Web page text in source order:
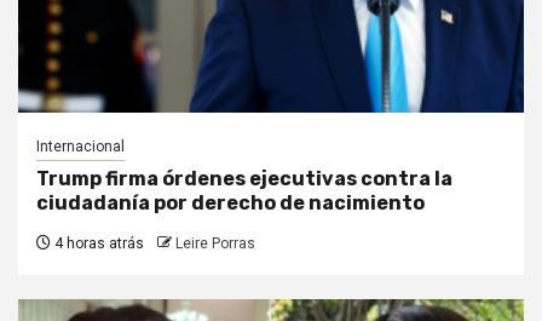
Internacional
Trump firma órdenes ejecutivas contra la
ciudadanía por derecho de nacimiento
4 horas atrás Leire Porras